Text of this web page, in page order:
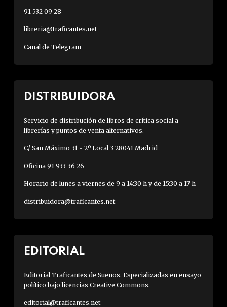
91 532 09 28
libreria@traficantes.net
Canal de Telegram
DISTRIBUIDORA
Servicio de distribución de libros de crítica social a
librerías y puntos de venta alternativos.
C/ San Máximo 31 - 2º Local 3 28041 Madrid
Oficina 91 933 36 26
Horario de lunes a viernes de 9 a 14:30 h y de 15:30 a 17 h
distribuidora@traficantes.net
EDITORIAL
Editorial Traficantes de Sueños. Especializadas en ensayo
político bajo licencias Creative Commons.
editorial@traficantes.net